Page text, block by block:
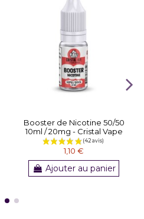
Booster de Nicotine 50/50
10ml / 20mg - Cristal Vape
1,10 €
Ajouter au panier